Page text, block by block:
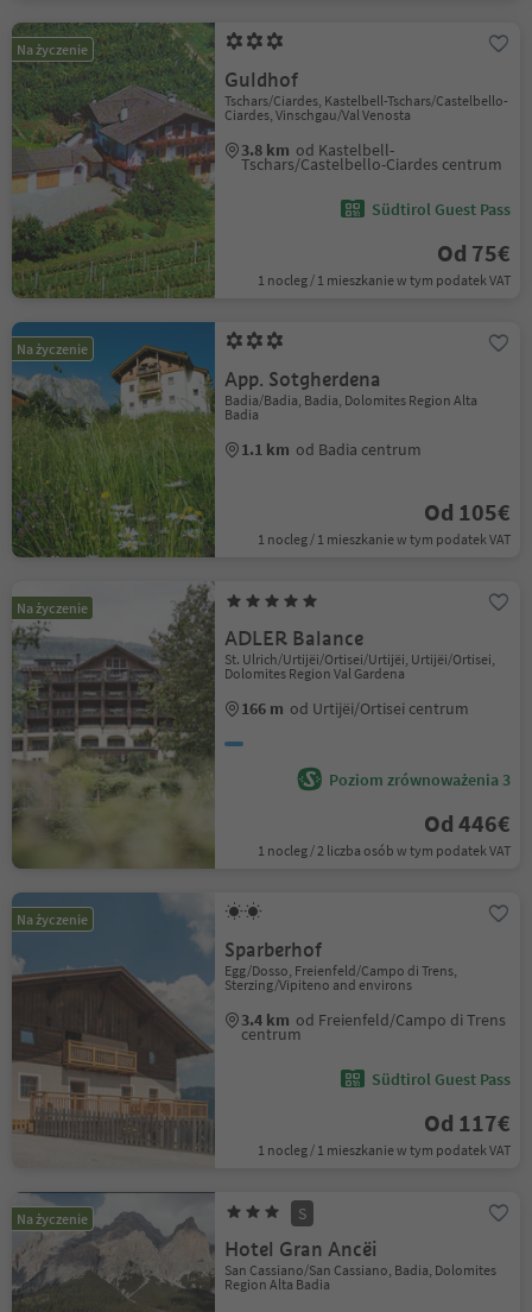
Na życzenie
Guldhof
Tschars/Ciardes, Kastelbell-Tschars/Castelbello-
Ciardes, Vinschgau/Val Venosta
3.8 km od Kastelbell-
Tschars/Castelbello-Ciardes centrum
Südtirol Guest Pass
Od 75€
1 nocleg / 1 mieszkanie w tym podatek VAT
Na życzenie
App. Sotgherdena
Badia/Badia, Badia, Dolomites Region Alta
Badia
1.1 km od Badia centrum
Od 105€
1 nocleg / 1 mieszkanie w tym podatek VAT
Na życzenie
ADLER Balance
St. Ulrich/Urtijëi/Ortisei/Urtijëi, Urtijëi/Ortisei,
Dolomites Region Val Gardena
166 m od Urtijëi/Ortisei centrum
Poziom zrównoważenia 3
Od 446€
1 nocleg / 2 liczba osób w tym podatek VAT
Na życzenie
Sparberhof
Egg/Dosso, Freienfeld/Campo di Trens,
Sterzing/Vipiteno and environs
3.4 km od Freienfeld/Campo di Trens
centrum
Südtirol Guest Pass
Od 117€
1 nocleg / 1 mieszkanie w tym podatek VAT
Na życzenie S
Hotel Gran Ancëi
San Cassiano/San Cassiano, Badia, Dolomites
Region Alta Badia